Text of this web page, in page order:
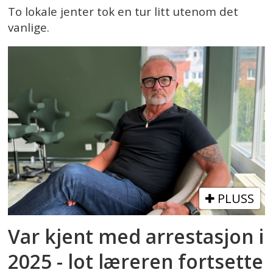
To lokale jenter tok en tur litt utenom det
vanlige.
PLUSS
Var kjent med arrestasjon i
2025 - lot læreren fortsette